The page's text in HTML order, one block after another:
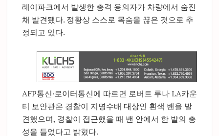
레이파크에서 발생한 총격 용의자가 차량에서 숨진
채 발견됐다. 정황상 스스로 목숨을 끊은 것으로 추
정되고 있다.
AFP통신·로이터통신에 따르면 로버트 루나 LA카운
티 보안관은 경찰이 지명수배 대상인 흰색 밴을 발
견했으며, 경찰이 접근했을 때 밴 안에서 한 발의 총
성을 들었다고 밝혔다.